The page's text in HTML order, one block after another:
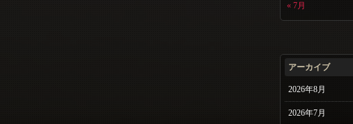
« 7月
アーカイブ
2026年8月
2026年7月